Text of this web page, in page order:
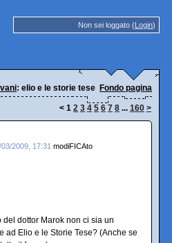
Non sei loggato (Login)
: elio e le storie tese Fondo pagina
< 1 2 3 4 5 6 7 8 ... 160 >
2009, 17:31 modiFICAto
dottor Marok non ci sia un
ad Elio e le Storie Tese? (Anche se